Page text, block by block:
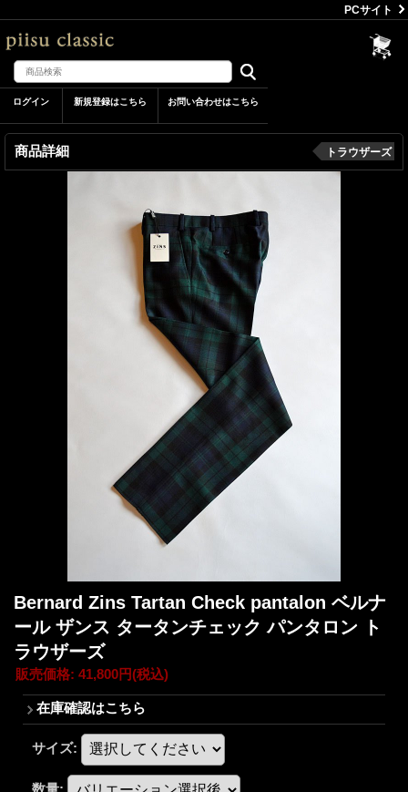
PCサイト
ログイン 新規登録はこちら お問い合わせはこちら
商品詳細 トラウザーズ
Bernard Zins Tartan Check pantalon ベルナ
ール ザンス タータンチェック パンタロン ト
ラウザーズ
販売価格: 41,800円(税込)
在庫確認はこちら
サイズ: